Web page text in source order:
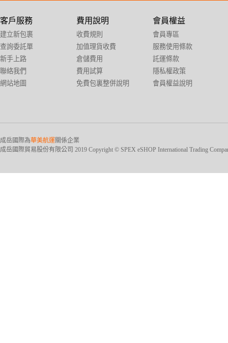
客戶服務
建立新包裹
查詢委託單
新手上路
聯絡我們
網站地圖
費用說明
收費規則
加值理貨收費
倉儲費用
費用試算
免費包裏整併說明
會員權益
會員專區
服務使用條款
託運條款
隱私權政策
會員權益說明
成岳國際為華美航運關係企業
成岳國際貿易股份有限公司 2019 Copyright © SPEX eSHOP International Trading